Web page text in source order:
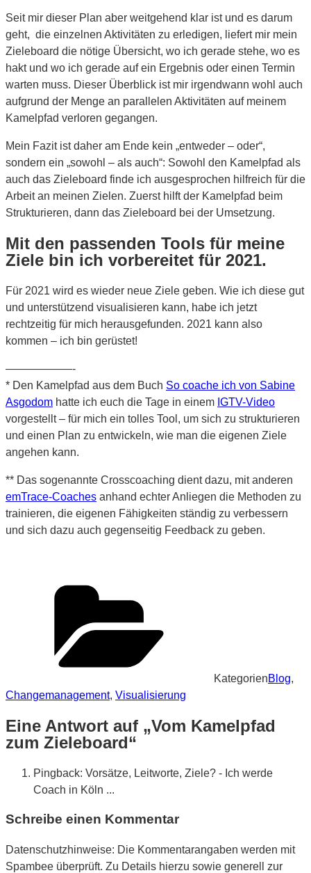
Seit mir dieser Plan aber weitgehend klar ist und es darum
geht, die einzelnen Aktivitäten zu erledigen, liefert mir mein
Zieleboard die nötige Übersicht, wo ich gerade stehe, wo es
hakt und wo ich gerade auf ein Ergebnis oder einen Termin
warten muss. Dieser Überblick ist mir irgendwann wohl auch
aufgrund der Menge an parallelen Aktivitäten auf meinem
Kamelpfad verloren gegangen.
Mein Fazit ist daher am Ende kein „entweder – oder“,
sondern ein „sowohl – als auch“: Sowohl den Kamelpfad als
auch das Zieleboard finde ich ausgesprochen hilfreich für die
Arbeit an meinen Zielen. Zuerst hilft der Kamelpfad beim
Strukturieren, dann das Zieleboard bei der Umsetzung.
Mit den passenden Tools für meine
Ziele bin ich vorbereitet für 2021.
Für 2021 wird es wieder neue Ziele geben. Wie ich diese gut
und unterstützend visualisieren kann, habe ich jetzt
rechtzeitig für mich herausgefunden. 2021 kann also
kommen – ich bin gerüstet!
——————-
* Den Kamelpfad aus dem Buch So coache ich von Sabine
Asgodom hatte ich euch die Tage in einem IGTV-Video
vorgestellt – für mich ein tolles Tool, um sich zu strukturieren
und einen Plan zu entwickeln, wie man die eigenen Ziele
angehen kann.
** Das sogenannte Crosscoaching dient dazu, mit anderen
emTrace-Coaches anhand echter Anliegen die Methoden zu
trainieren, die eigenen Fähigkeiten ständig zu verbessern
und sich dazu auch gegenseitig Feedback zu geben.
KategorienBlog,
Changemanagement, Visualisierung
Eine Antwort auf „Vom Kamelpfad
zum Zieleboard“
Pingback: Vorsätze, Leitworte, Ziele? - Ich werde
Coach in Köln ...
Schreibe einen Kommentar
Datenschutzhinweise: Die Kommentarangaben werden mit
Spambee überprüft. Zu Details hierzu sowie generell zur